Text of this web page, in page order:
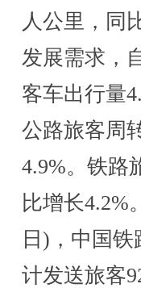
人公里，同
发展需求，
客车出行量
公路旅客周
4.9%。铁路
比增长4.2%
日)，中国
计发送旅客